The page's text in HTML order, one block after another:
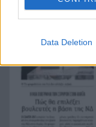
Data Deletion
20 χρόνια
Μέθοδοι
Σε 24 ώρες
απασχολούν